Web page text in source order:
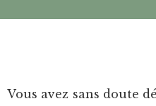
Vous avez sans doute